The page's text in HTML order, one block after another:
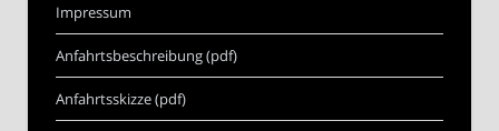
Impressum
Anfahrtsbeschreibung (pdf)
Anfahrtsskizze (pdf)